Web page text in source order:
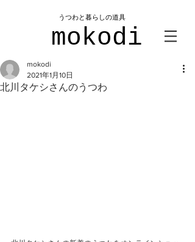
mokodi
​うつわと暮らしの道具
北川タケシさんのうつわ
mokodi
2021年1月10日